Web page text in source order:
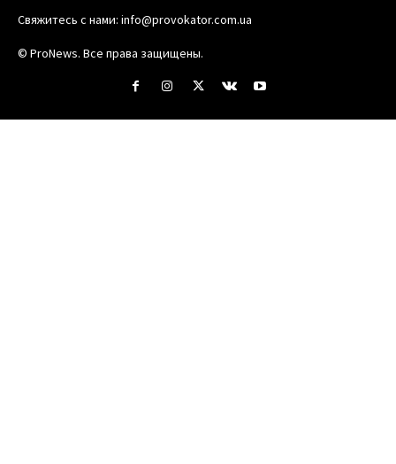
Свяжитесь с нами: info@provokator.com.ua
© ProNews. Все права защищены.